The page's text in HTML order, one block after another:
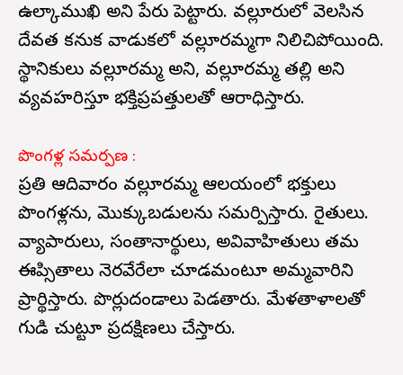
ఉల్కాముఖి అని పేరు పెట్టారు. వల్లూరులో వెలసిన
దేవత కనుక వాడుకలో వల్లూరమ్మగా నిలిచిపోయింది.
స్థానికులు వల్లూరమ్మ అని, వల్లూరమ్మ తల్లి అని
వ్యవహరిస్తూ భక్తిప్రపత్తులతో ఆరాధిస్తారు.
పొంగళ్ల సమర్పణ :
ప్రతి ఆదివారం వల్లూరమ్మ ఆలయంలో భక్తులు
పొంగళ్లను, మొక్కుబడులను సమర్పిస్తారు. రైతులు.
వ్యాపారులు, సంతానార్థులు, అవివాహితులు తమ
ఈప్సితాలు నెరవేరేలా చూడమంటూ అమ్మవారిని
ప్రార్థిస్తారు. పొర్లుదండాలు పెడతారు. మేళతాళాలతో
గుడి చుట్టూ ప్రదక్షిణలు చేస్తారు.